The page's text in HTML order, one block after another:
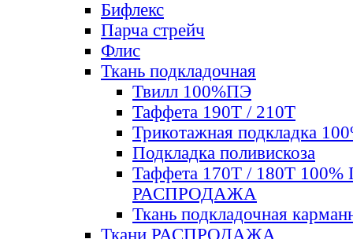
Бифлекс
Парча стрейч
Флис
Ткань подкладочная
Твилл 100%ПЭ
Таффета 190Т / 210Т
Трикотажная подкладка
Подкладка поливискоза
Таффета 170Т / 180Т 100%
РАСПРОДАЖА
Ткань подкладочная
Ткани РАСПРОДАЖА